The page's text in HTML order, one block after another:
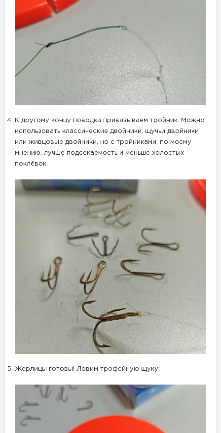
К другому концу поводка привязываем тройник. Можно
использовать классические двойники, щучьи двойники
или живцовые двойники, но с тройниками, по моему
мнению, лучше подсекаемость и меньше холостых
поклёвок.
Жерлицы готовы! Ловим трофейную щуку!